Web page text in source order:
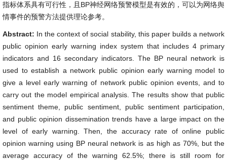
指标体系具有可行性，且BP神经网络预警模型是有效的，可以为网络舆
情事件的预警方法提供理论参考。
Abstract: In the context of social stability, this paper builds a network
public opinion early warning index system that includes 4 primary
indicators and 16 secondary indicators. The BP neural network is
used to establish a network public opinion early warning model to
give a level early warning of network public opinion events, and to
carry out the model empirical analysis. The results show that public
sentiment theme, public sentiment, public sentiment participation,
and public opinion dissemination trends have a large impact on the
level of early warning. Then, the accuracy rate of online public
opinion warning using BP neural network is as high as 70%, but the
average accuracy of the warning 62.5%; there is still room for